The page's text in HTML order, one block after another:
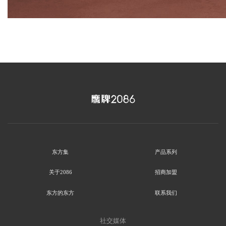
东方集 产品系列
关于2086 招商加盟
东方的东方 联系我们
社交媒体